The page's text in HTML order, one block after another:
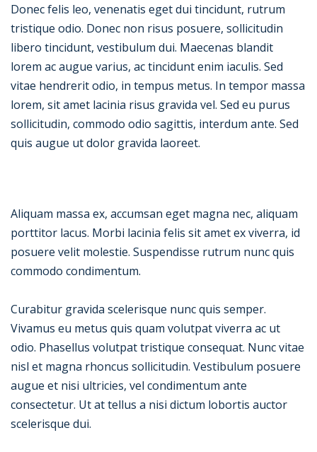
Donec felis leo, venenatis eget dui tincidunt, rutrum
tristique odio. Donec non risus posuere, sollicitudin
libero tincidunt, vestibulum dui. Maecenas blandit
lorem ac augue varius, ac tincidunt enim iaculis. Sed
vitae hendrerit odio, in tempus metus. In tempor massa
lorem, sit amet lacinia risus gravida vel. Sed eu purus
sollicitudin, commodo odio sagittis, interdum ante. Sed
quis augue ut dolor gravida laoreet.
Aliquam massa ex, accumsan eget magna nec, aliquam
porttitor lacus. Morbi lacinia felis sit amet ex viverra, id
posuere velit molestie. Suspendisse rutrum nunc quis
commodo condimentum.
Curabitur gravida scelerisque nunc quis semper.
Vivamus eu metus quis quam volutpat viverra ac ut
odio. Phasellus volutpat tristique consequat. Nunc vitae
nisl et magna rhoncus sollicitudin. Vestibulum posuere
augue et nisi ultricies, vel condimentum ante
consectetur. Ut at tellus a nisi dictum lobortis auctor
scelerisque dui.